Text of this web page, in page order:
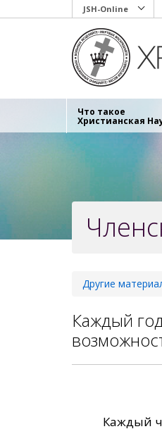
to
JSH-Online
Что такое
Христианская
Другие
Каждый
Каждый